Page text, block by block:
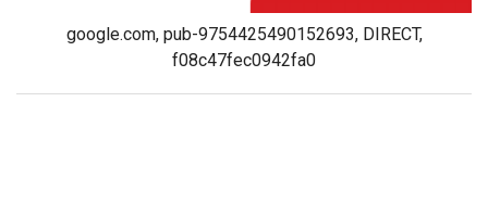
google.com, pub-9754425490152693, DIRECT,
f08c47fec0942fa0